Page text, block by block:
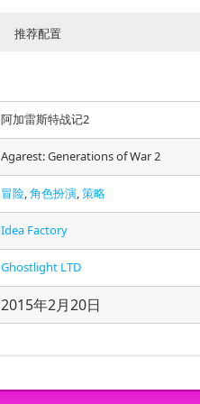
推荐配置
阿加雷斯特战记2
Agarest: Generations of War 2
冒险 角色扮演 策略
Idea Factory
Ghostlight LTD
2015年2月20日
操作系统:Windows XP
操作系统:Windows 7 or